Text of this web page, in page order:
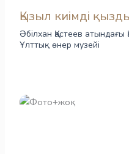
Қызыл киімді
Әбілхан Қастеев атындағы
Ұлттық өнер музейі